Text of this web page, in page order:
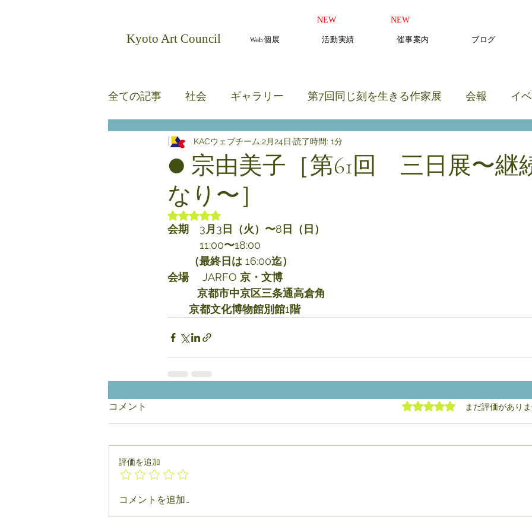
​NEW ​NEW
​Kyoto Art Council Web個展 活動実績 催事案内 ブログ
全ての記事 社会 ギャラリー 第7回同じ刻を生きる作家展 会報 イ
無題のカテゴリー 無題のカテゴリー
● 宗由美子［第61回 三日展〜継
なり〜］
KACウェブチーム 2月24日 読了時間: 1分
5つ星のうちNaNと評価されています。
会期 3月 3 日（火）〜8 日（日）
11:00〜18:00
（最終日は 16:00迄）
会場
JARFO 京・文博
京都市中京区三条通高倉角
京都文化博物館別館1階
コメント 5つ星のうち0と評価されて
まだ評価があり
評価を追加
コメントを追加…